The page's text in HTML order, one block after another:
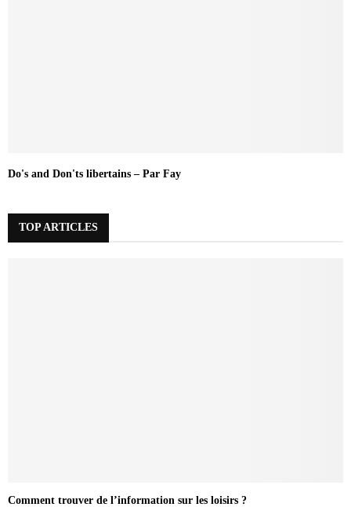
Do's and Don'ts libertains – Par Fay
TOP ARTICLES
Comment trouver de l’information sur les loisirs ?